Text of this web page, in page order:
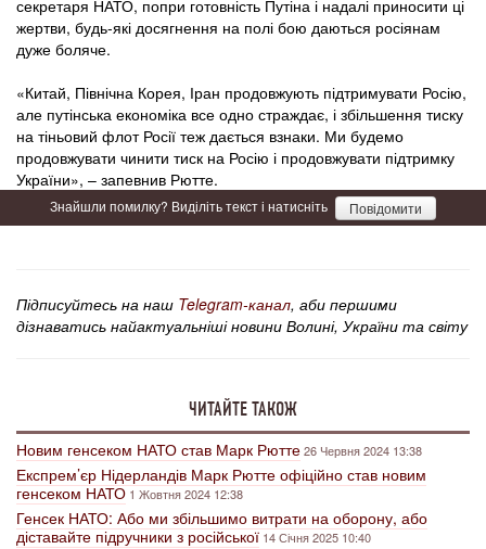
секретаря НАТО, попри готовність Путіна і надалі приносити ці
жертви, будь-які досягнення на полі бою даються росіянам
дуже боляче.
«Китай, Північна Корея, Іран продовжують підтримувати Росію,
але путінська економіка все одно страждає, і збільшення тиску
на тіньовий флот Росії теж дається взнаки. Ми будемо
продовжувати чинити тиск на Росію і продовжувати підтримку
України», – запевнив Рютте.
Знайшли помилку? Виділіть текст і натисніть Повідомити
Підписуйтесь на наш Telegram-канал, аби першими
дізнаватись найактуальніші новини Волині, України та світу
ЧИТАЙТЕ ТАКОЖ
Новим генсеком НАТО став Марк Рютте26 Червня 2024 13:38
Експрем’єр Нідерландів Марк Рютте офіційно став новим
генсеком НАТО 1 Жовтня 2024 12:38
Генсек НАТО: Або ми збільшимо витрати на оборону, або
діставайте підручники з російської 14 Січня 2025 10:40